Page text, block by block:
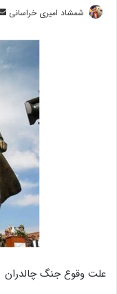
شمشاد امیری خراسانی
علت وقوع جنگ چالدران